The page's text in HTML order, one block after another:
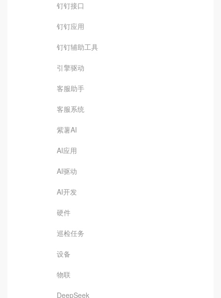
钉钉接口
钉钉应用
钉钉辅助工具
引擎驱动
客服助手
客服系统
紫薯AI
AI应用
AI驱动
AI开发
硬件
巡检任务
设备
物联
DeepSeek